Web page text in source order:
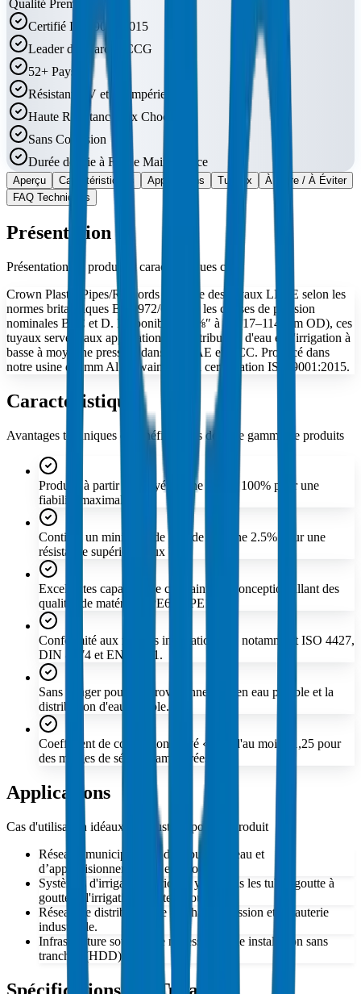
Qualité Premium
Certifié ISO 9001:2015
Leader du Marché CCG
52+ Pays
Résistant UV et Intempéries
Haute Résistance aux Chocs
Sans Corrosion
Durée de Vie à Faible Maintenance
Aperçu Caractéristiques Applications Tuyaux
À Faire / À Éviter
FAQ Techniques
Présentation
Présentation du produit et caractéristiques clés
Crown Plastic Pipes/Raccords fabrique des tuyaux LDPE selon les
normes britanniques BS 1972/67 dans les classes de pression
nominales B, C et D. Disponibles en ⅜″ à 4″ (17–114 mm OD), ces
tuyaux servent aux applications de distribution d'eau et d'irrigation à
basse à moyenne pression dans les UAE et GCC. Producé dans
notre usine d'Umm Al Quwain avec la certification ISO 9001:2015.
Caractéristiques
Avantages techniques et bénéfices clés de cette gamme de produits
Producé à partir de polyéthylène vierge 100% pour une
fiabilité maximale.
Contient un minimum de noir de carbone 2.5% pour une
résistance supérieure aux UV.
Excellentes capacités de contrainte de conception allant des
qualités de matériaux PE63 à PE100.
Conformité aux normes internationales, notamment ISO 4427,
DIN 8074 et EN 12201.
Sans danger pour l'approvisionnement en eau potable et la
distribution d'eau potable.
Coefficient de conception élevé « C » d'au moins 1,25 pour
des marges de sécurité améliorées.
Applications
Cas d'utilisation idéaux et industries pour ce produit
Réseaux municipaux de distribution d’eau et
d’approvisionnement en eau potable.
Systèmes d'irrigation agricole, y compris les tubes goutte à
goutte et l'irrigation goutte à goutte.
Réseau de distribution de gaz haute pression et tuyauterie
industrielle.
Infrastructure souterraine nécessitant une installation sans
tranchée (HDD).
Spécifications des Tuyaux